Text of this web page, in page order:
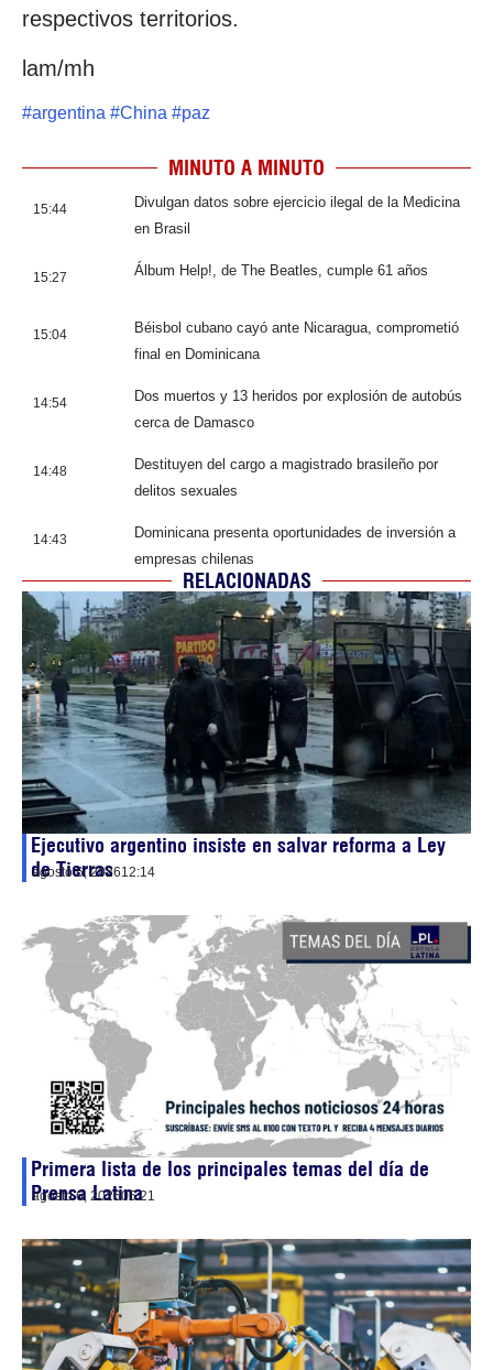
respectivos territorios.
lam/mh
#argentina #China #paz
MINUTO A MINUTO
15:44
Divulgan datos sobre ejercicio ilegal de la Medicina
en Brasil
15:27 Álbum Help!, de The Beatles, cumple 61 años
15:04
Béisbol cubano cayó ante Nicaragua, comprometió
final en Dominicana
14:54
Dos muertos y 13 heridos por explosión de autobús
cerca de Damasco
14:48
Destituyen del cargo a magistrado brasileño por
delitos sexuales
14:43
Dominicana presenta oportunidades de inversión a
empresas chilenas
RELACIONADAS
Ejecutivo argentino insiste en salvar reforma a Ley
de Tierras
agosto 6, 202612:14
Primera lista de los principales temas del día de
Prensa Latina
agosto 6, 202605:21